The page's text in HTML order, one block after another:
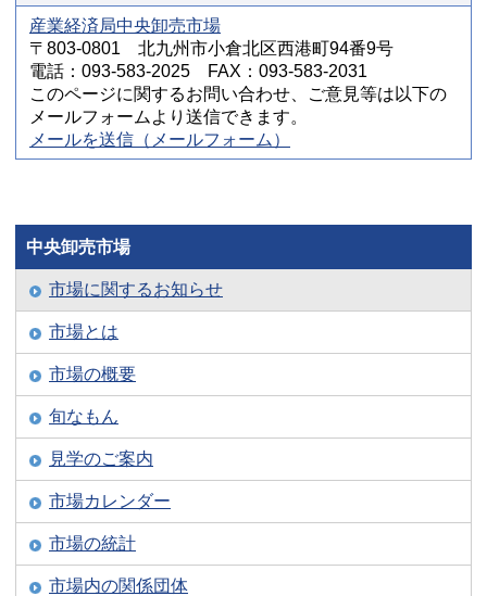
産業経済局中央卸売市場
〒803-0801 北九州市小倉北区西港町94番9号
電話：093-583-2025 FAX：093-583-2031
このページに関するお問い合わせ、ご意見等は以下の
メールフォームより送信できます。
メールを送信（メールフォーム）
中央卸売市場
市場に関するお知らせ
市場とは
市場の概要
旬なもん
見学のご案内
市場カレンダー
市場の統計
市場内の関係団体